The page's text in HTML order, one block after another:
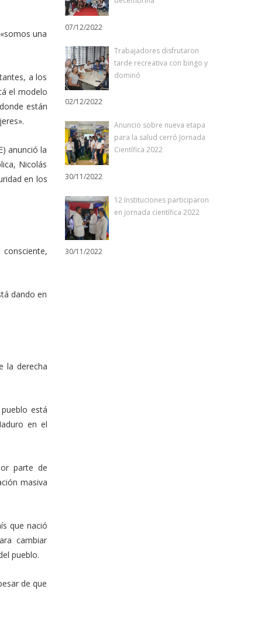
una
a los
el modelo
están
anunció la
Nicolás
en los
dando en
la derecha
está
en el
parte de
masiva
que nació
cambiar
pueblo.
de que
07/12/2022
Trabajadores disfrutaron
tarde recreativa con bingo y
dominó
02/12/2022
Anuncio sobre nueva etapa
para la salud cerró Jornada
Científica 2022
30/11/2022
12 Instituciones participaron
en jornada científica 2022
30/11/2022